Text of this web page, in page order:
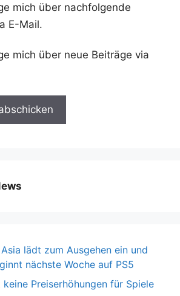
mich über nachfolgende
E-Mail.
mich über neue Beiträge via
lädt zum Ausgehen ein und
nächste Woche auf PS5
Preiserhöhungen für Spiele